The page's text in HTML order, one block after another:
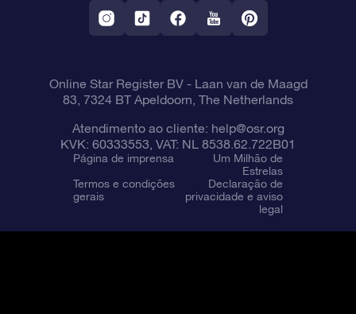
Online Star Register BV- Laan van de Maagd
83, 7324 BT Apeldoorn, The Netherlands
Atendimento ao cliente: help@osr.org
KVK: 60333553, VAT: NL 8538.62.722B01
Página de imprensa
Um Milhão de
Estrelas
Termos e condições
gerais
Declaração de
privacidade e aviso
legal